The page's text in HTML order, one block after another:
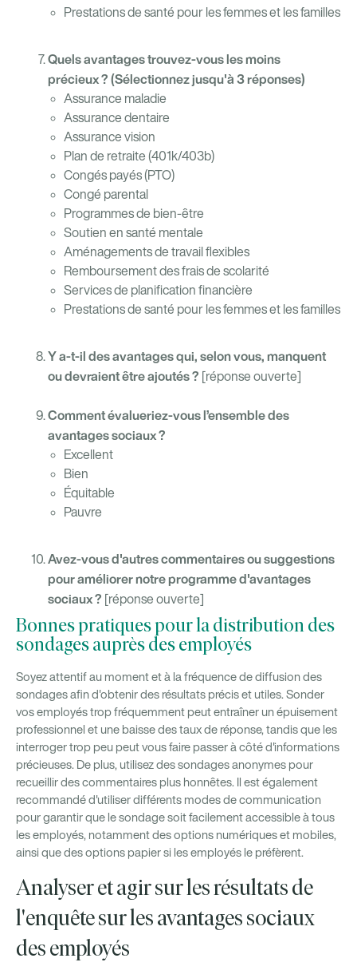
Prestations de santé pour les femmes et les familles
Quels avantages trouvez-vous les moins
précieux ? (Sélectionnez jusqu'à 3 réponses)
Assurance maladie
Assurance dentaire
Assurance vision
Plan de retraite (401k/403b)
Congés payés (PTO)
Congé parental
Programmes de bien-être
Soutien en santé mentale
Aménagements de travail flexibles
Remboursement des frais de scolarité
Services de planification financière
Prestations de santé pour les femmes et les familles
Y a-t-il des avantages qui, selon vous, manquent
ou devraient être ajoutés ? [réponse ouverte]
Comment évalueriez-vous l’ensemble des
avantages sociaux ?
Excellent
Bien
Équitable
Pauvre
Avez-vous d'autres commentaires ou suggestions
pour améliorer notre programme d'avantages
sociaux ? [réponse ouverte]
Bonnes pratiques pour la distribution des
sondages auprès des employés
Soyez attentif au moment et à la fréquence de diffusion des
sondages afin d'obtenir des résultats précis et utiles. Sonder
vos employés trop fréquemment peut entraîner un épuisement
professionnel et une baisse des taux de réponse, tandis que les
interroger trop peu peut vous faire passer à côté d'informations
précieuses. De plus, utilisez des sondages anonymes pour
recueillir des commentaires plus honnêtes. Il est également
recommandé d'utiliser différents modes de communication
pour garantir que le sondage soit facilement accessible à tous
les employés, notamment des options numériques et mobiles,
ainsi que des options papier si les employés le préfèrent.
Analyser et agir sur les résultats de
l'enquête sur les avantages sociaux
des employés